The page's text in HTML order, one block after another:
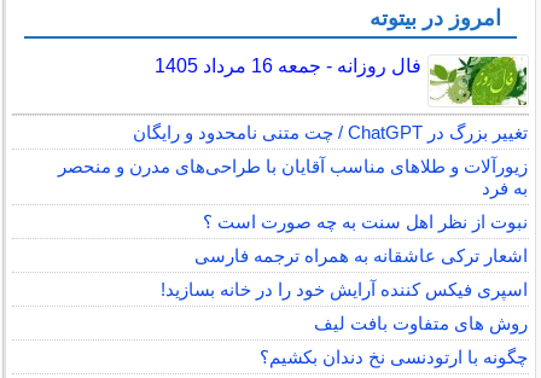
امروز در بیتوته
فال روزانه - جمعه 16 مرداد 1405
تغییر بزرگ در ChatGPT / چت متنی نامحدود و رایگان
زیورآلات و طلاهای مناسب آقایان با طراحی‌های مدرن و منحصر
به فرد
نبوت از نظر اهل سنت به چه صورت است ؟
اشعار ترکی عاشقانه به همراه ترجمه فارسی
اسپری فیکس کننده آرایش خود را در خانه بسازید!
روش های متفاوت بافت لیف
چگونه با ارتودنسی نخ دندان بکشیم؟